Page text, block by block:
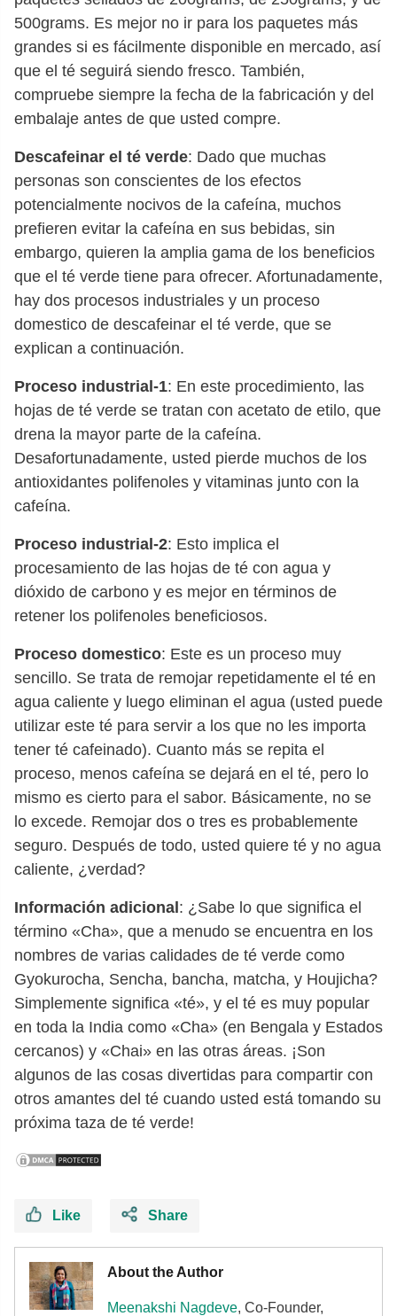
500grams. Es mejor no ir para los paquetes más
grandes si es fácilmente disponible en mercado, así
que el té seguirá siendo fresco. También,
compruebe siempre la fecha de la fabricación y del
embalaje antes de que usted compre.
Descafeinar el té verde: Dado que muchas
personas son conscientes de los efectos
potencialmente nocivos de la cafeína, muchos
prefieren evitar la cafeína en sus bebidas, sin
embargo, quieren la amplia gama de los beneficios
que el té verde tiene para ofrecer. Afortunadamente,
hay dos procesos industriales y un proceso
domestico de descafeinar el té verde, que se
explican a continuación.
Proceso industrial-1: En este procedimiento, las
hojas de té verde se tratan con acetato de etilo, que
drena la mayor parte de la cafeína.
Desafortunadamente, usted pierde muchos de los
antioxidantes polifenoles y vitaminas junto con la
cafeína.
Proceso industrial-2: Esto implica el
procesamiento de las hojas de té con agua y
dióxido de carbono y es mejor en términos de
retener los polifenoles beneficiosos.
Proceso domestico: Este es un proceso muy
sencillo. Se trata de remojar repetidamente el té en
agua caliente y luego eliminan el agua (usted puede
utilizar este té para servir a los que no les importa
tener té cafeinado). Cuanto más se repita el
proceso, menos cafeína se dejará en el té, pero lo
mismo es cierto para el sabor. Básicamente, no se
lo excede. Remojar dos o tres es probablemente
seguro. Después de todo, usted quiere té y no agua
caliente, ¿verdad?
Información adicional: ¿Sabe lo que significa el
término «Cha», que a menudo se encuentra en los
nombres de varias calidades de té verde como
Gyokurocha, Sencha, bancha, matcha, y Houjicha?
Simplemente significa «té», y el té es muy popular
en toda la India como «Cha» (en Bengala y Estados
cercanos) y «Chai» en las otras áreas. ¡Son
algunos de las cosas divertidas para compartir con
otros amantes del té cuando usted está tomando su
próxima taza de té verde!
Like Share
About the Author
Meenakshi Nagdeve, Co-Founder,